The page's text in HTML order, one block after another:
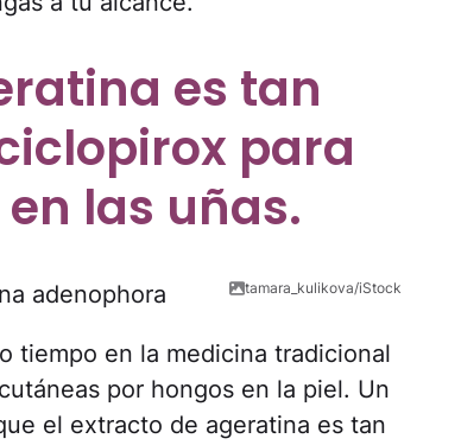
es tan
para
las uñas.
tamara_kulikova/iStock
tiempo en la medicina tradicional
por hongos en la piel. Un
el extracto de ageratina es tan